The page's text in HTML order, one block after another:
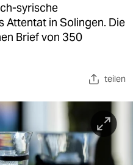
syrische
Attentat in Solingen. Die
Brief von 350
teilen